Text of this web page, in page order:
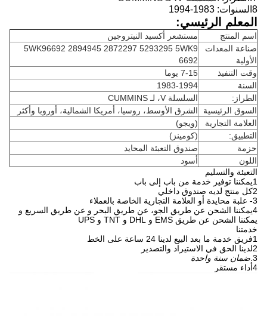
8السنوات:
1983-1994
المعلم الرئيسي:
اسم المنتج
مستشعر أكسيد النيتروجين
صناعة المعدات
الأولية
5WK96692 2894945 2872297 5293295 5WK9
6692
وقت التنفيذ
7-15 يوما
السنة
1983-1994
الطراز:
السلسلة V، لـ CUMMINS
السوق الرئيسية
الشرق الأوسط، روسيا، أمريكا الشمالية، أوروبا وأكثر
العلامة التجارية
(ويجو)
التطبيق:
(كومينز)
حزمة
صندوق التعبئة المحايد
اللون
أسود
التعبئة والتسليم
1يمكننا توفير خدمة من باب إلى باب
2كل منتج لديه صندوق داخلي
3- علبة محايدة أو العلامة التجارية الخاصة بالعملاء
4يمكننا الشحن عن طريق الجو، عن طريق البحر و عن طريق السريع و
يمكننا الشحن عن طريق EMS و DHL و TNT و UPS
خدمتنا
1فريق خدمة ما بعد البيع لدينا 24 ساعة على الخط
2لدينا الحق في الاستيراد والتصدير
3. ضمان سنة واحدة
4أداء مستقر